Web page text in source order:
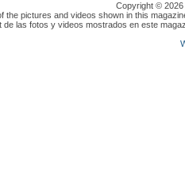
Copyright © 2026
the pictures and videos shown in this
de las fotos y videos mostrados en este